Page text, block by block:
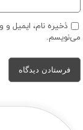
ذخیره نام، ایمیل
می‌نویسم.